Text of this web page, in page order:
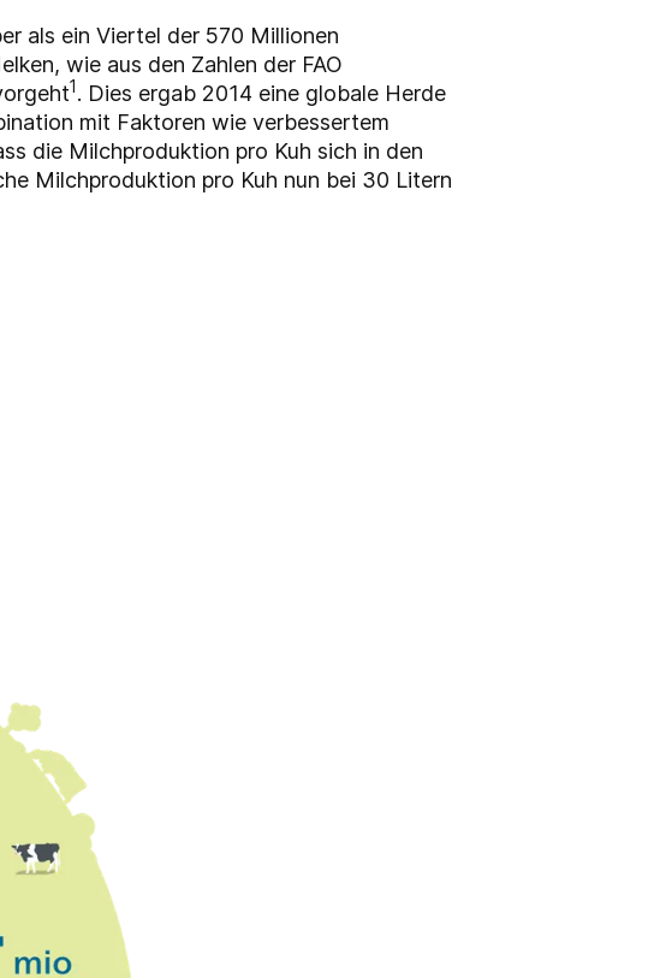
als ein Viertel der 570 Millionen
wie aus den Zahlen der FAO
1 . Dies ergab 2014 eine globale Herde
mit Faktoren wie verbessertem
die Milchproduktion pro Kuh sich in den
Milchproduktion pro Kuh nun bei 30 Litern